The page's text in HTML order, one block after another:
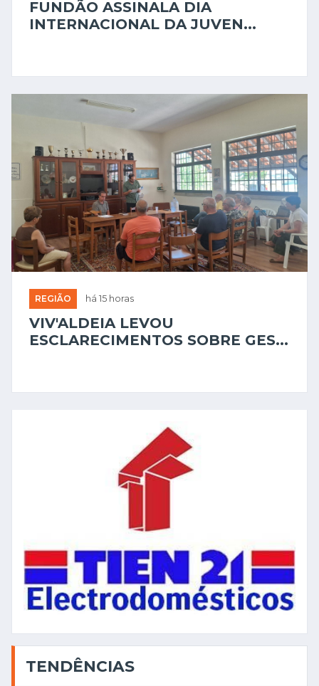
FUNDÃO ASSINALA DIA
INTERNACIONAL DA JUVEN...
REGIÃO há 15 horas
VIV'ALDEIA LEVOU
ESCLARECIMENTOS SOBRE GES...
TENDÊNCIAS